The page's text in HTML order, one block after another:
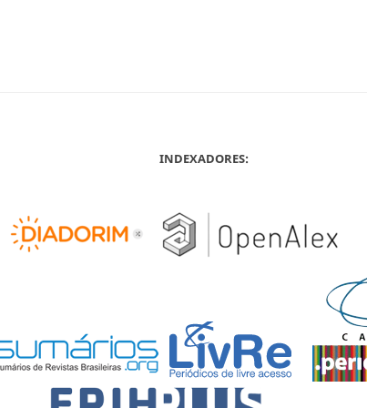
INDEXADORES: